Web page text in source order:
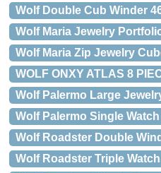
Wolf Double Cub Winder
Wolf Maria Jewelry
Wolf Maria Zip Jewelry
WOLF ONXY ATLAS 8
Wolf Palermo Large
Wolf Palermo Single
Wolf Roadster Double
Wolf Roadster Triple